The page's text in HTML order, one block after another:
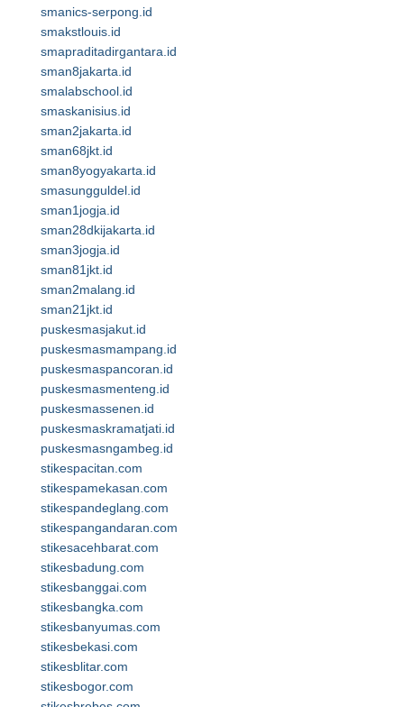
smanics-serpong.id
smakstlouis.id
smapraditadirgantara.id
sman8jakarta.id
smalabschool.id
smaskanisius.id
sman2jakarta.id
sman68jkt.id
sman8yogyakarta.id
smasungguldel.id
sman1jogja.id
sman28dkijakarta.id
sman3jogja.id
sman81jkt.id
sman2malang.id
sman21jkt.id
puskesmasjakut.id
puskesmasmampang.id
puskesmaspancoran.id
puskesmasmenteng.id
puskesmassenen.id
puskesmaskramatjati.id
puskesmasngambeg.id
stikespacitan.com
stikespamekasan.com
stikespandeglang.com
stikespangandaran.com
stikesacehbarat.com
stikesbadung.com
stikesbanggai.com
stikesbangka.com
stikesbanyumas.com
stikesbekasi.com
stikesblitar.com
stikesbogor.com